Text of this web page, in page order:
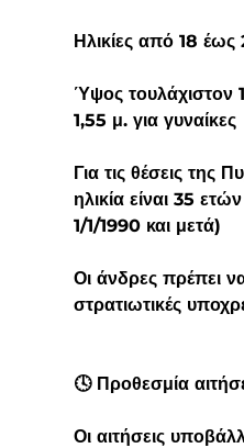
Ηλικίες από 18
Ύψος τουλάχιστον
1,55 μ. για γυναίκες
Για τις θέσεις της
ηλικία είναι 35
1/1/1990 και μετά)
Οι άνδρες πρέπει
στρατιωτικές
🕓 Προθεσμία
Οι αιτήσεις